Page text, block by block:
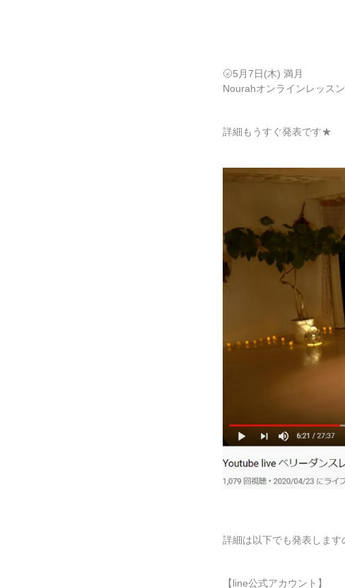
🌝5月7日(木) 満月
Nourahオンラインレッス
詳細もうすぐ発表です★
詳細は以下でも発表します
【line公式アカウント】